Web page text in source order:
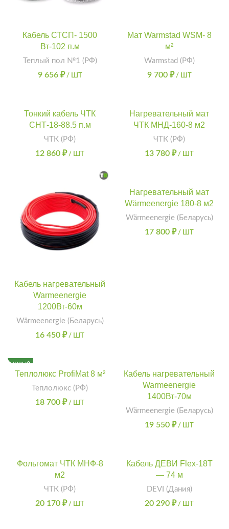
Кабель СТСП- 1500
Вт-102 п.м
Теплый пол №1 (РФ)
9 656 ₽ / ШТ
Мат Warmstad WSM- 8
м²
Warmstad (РФ)
9 700 ₽ / ШТ
Тонкий кабель ЧТК
СНТ-18-88.5 п.м
ЧТК (РФ)
12 860 ₽ / ШТ
Нагревательный мат
ЧТК МНД-160-8 м2
ЧТК (РФ)
13 780 ₽ / ШТ
Кабель нагревательный
Warmeenergie
1200Вт-60м
Wärmeenergie (Беларусь)
16 450 ₽ / ШТ
Нагревательный мат
Wärmeenergie 180-8 м2
Wärmeenergie (Беларусь)
17 800 ₽ / ШТ
НОВЫЙ
Теплолюкс ProfiMat 8 м²
Теплолюкс (РФ)
18 700 ₽ / ШТ
Кабель нагревательный
Warmeenergie
1400Вт-70м
Wärmeenergie (Беларусь)
19 550 ₽ / ШТ
Фольгомат ЧТК МНФ-8
м2
ЧТК (РФ)
20 170 ₽ / ШТ
Кабель ДЕВИ Flex-18T
— 74 м
DEVI (Дания)
20 290 ₽ / ШТ